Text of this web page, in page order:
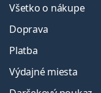
Všetko o nákupe
Doprava
Platba
Výdajné miesta